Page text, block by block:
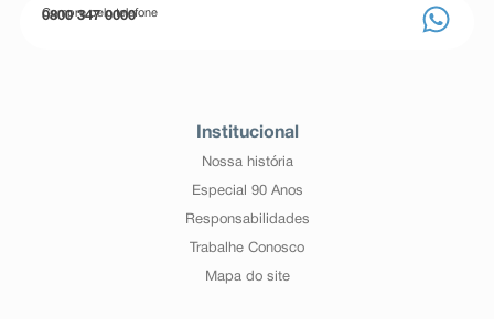
Compre pelo telefone
0800 347 0000
Institucional
Nossa história
Especial 90 Anos
Responsabilidades
Trabalhe Conosco
Mapa do site